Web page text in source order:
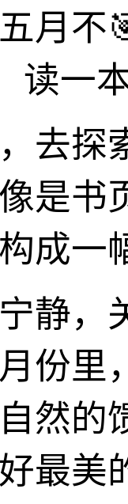
月不
读一
去探
是书
成一
静，
份里
然的
最美